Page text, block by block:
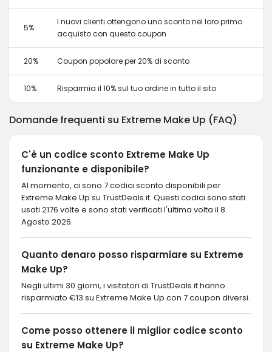
5%
I nuovi clienti ottengono uno sconto nel loro primo
acquisto con questo coupon
20% Coupon popolare per 20% di sconto
10% Risparmia il 10% sul tuo ordine in tutto il sito
Domande frequenti su Extreme Make Up (FAQ)
C'è un codice sconto Extreme Make Up
funzionante e disponibile?
Al momento, ci sono 7 codici sconto disponibili per
Extreme Make Up su TrustDeals.it. Questi codici sono stati
usati 2176 volte e sono stati verificati l'ultima volta il 8
Agosto 2026.
Quanto denaro posso risparmiare su Extreme
Make Up?
Negli ultimi 30 giorni, i visitatori di TrustDeals.it hanno
risparmiato €13 su Extreme Make Up con 7 coupon diversi.
Come posso ottenere il miglior codice sconto
su Extreme Make Up?